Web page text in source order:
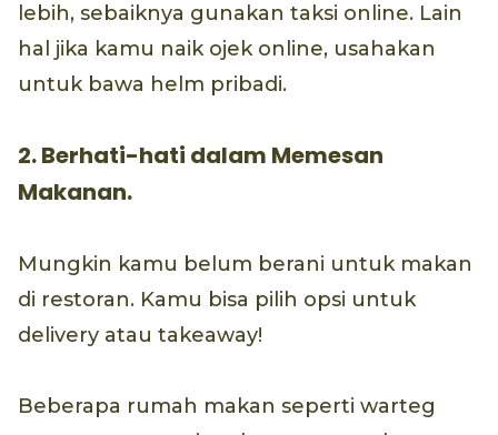
lebih, sebaiknya gunakan taksi online. Lain
hal jika kamu naik ojek online, usahakan
untuk bawa helm pribadi.
2. Berhati-hati dalam Memesan
Makanan.
Mungkin kamu belum berani untuk makan
di restoran. Kamu bisa pilih opsi untuk
delivery atau takeaway!
Beberapa rumah makan seperti warteg